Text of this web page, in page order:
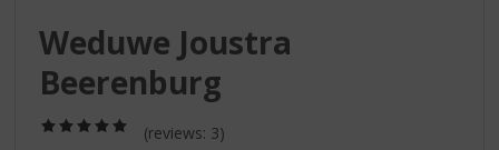
Weduwe Joustra
Beerenburg
/
(reviews: 3)